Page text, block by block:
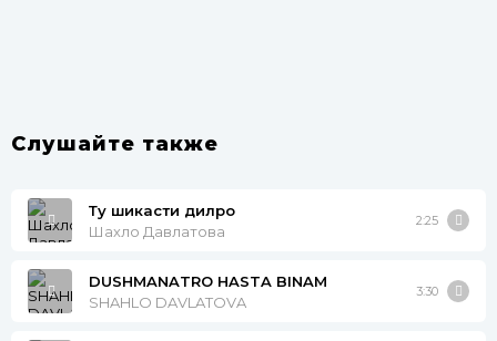
Слушайте также
Ту шикасти дилро
Шахло Давлатова
2:25
DUSHMANATRO HASTA BINAM
SHAHLO DAVLATOVA
3:30